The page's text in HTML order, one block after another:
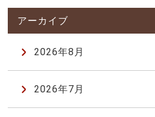
2026年8月
2026年7月